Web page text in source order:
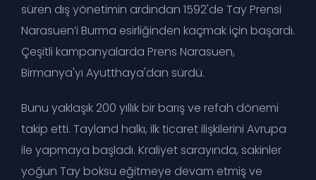
süren dış yönetimin ardından 1592'de Tay Prensi
Narasuen’i Burma esirliğinden kaçmak için başardı.
Çeşitli kampanyalarda Prens Narasuen,
Birmanya'yı Ayutthaya'dan sürdü.
Bunu yaklaşık 200 yıllık bir barış ve refah dönemi
takip etti. Tayland halkı, ilk ticaret ilişkilerini Avrupa
ile yapmaya başladı. Kraliyet sarayında, sakinler
yoğun Tay boksu eğitmeye devam etmiş ve